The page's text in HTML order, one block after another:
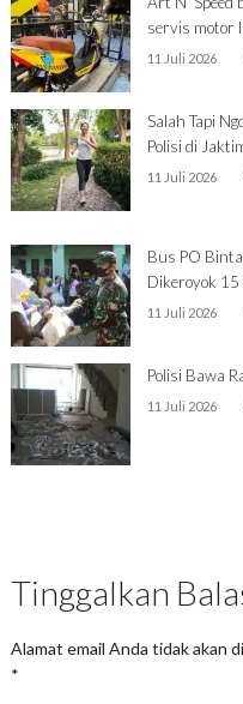
servis motor
11 Juli 2026
Salah Tapi
Polisi di
11 Juli 2026
Bus PO
Dikeroyok
11 Juli 2026
Polisi Bawa
11 Juli 2026
Tinggalkan
Alamat email Anda tidak akan
*